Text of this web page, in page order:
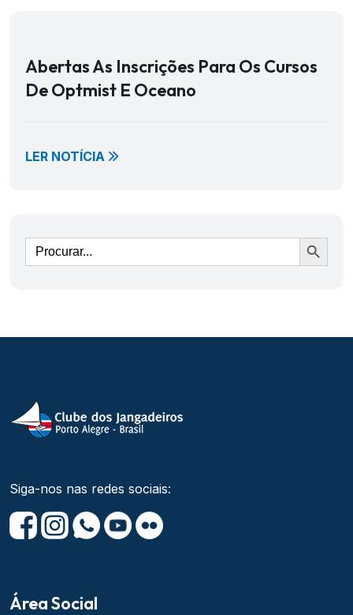
Abertas As Inscrições Para Os Cursos
De Optmist E Oceano
LER NOTÍCIA
Ir
Siga-nos nas redes sociais:
Área Social